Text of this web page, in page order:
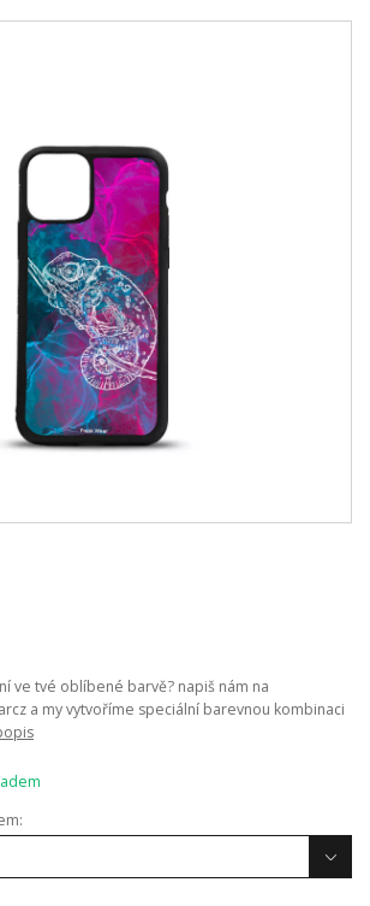
ve tvé oblíbené barvě? napiš nám na
a my vytvoříme speciální barevnou kombinaci